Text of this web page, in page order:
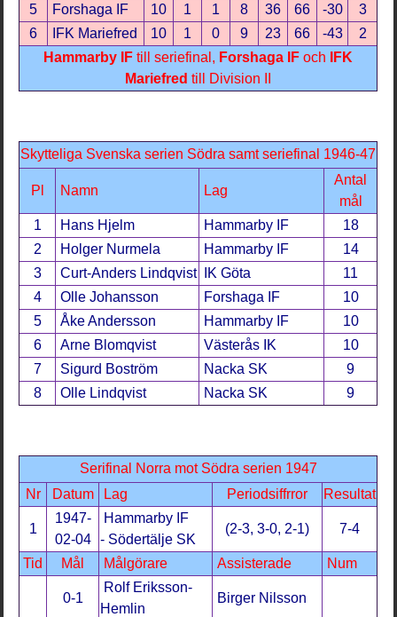
5
Forshaga IF 10 1 1 8 36 66 -30
3
6
IFK Mariefred 10 1 0 9 23 66 -43
2
Hammarby IF till seriefinal, Forshaga IF och
IFK
Mariefred till Division II
Skytteliga Svenska serien Södra samt seriefinal 1946-47
Pl Namn Lag
Antal
mål
1
Hans Hjelm Hammarby IF
18
2
Holger Nurmela Hammarby IF
14
3
Curt-Anders Lindqvist IK Göta
11
4
Olle Johansson Forshaga IF
10
5
Åke Andersson Hammarby IF
10
6
Arne Blomqvist Västerås IK
10
7
Sigurd Boström Nacka SK
9
8
Olle Lindqvist Nacka SK 9
Serifinal Norra mot Södra serien 1947
Nr
Datum Lag Periodsiffrror Resultat
1
1947-
02-04
Hammarby IF
- Södertälje SK
(2-3, 3-0, 2-1) 7-4
Tid Mål Målgörare Assisterade Num
0-1
Rolf Eriksson-
Hemlin
Birger Nilsson